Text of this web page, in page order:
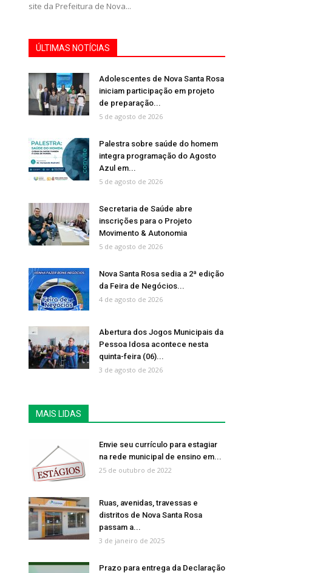
site da Prefeitura de Nova...
ÚLTIMAS NOTÍCIAS
Adolescentes de Nova Santa Rosa
iniciam participação em projeto
de preparação...
5 de agosto de 2026
Palestra sobre saúde do homem
integra programação do Agosto
Azul em...
5 de agosto de 2026
Secretaria de Saúde abre
inscrições para o Projeto
Movimento & Autonomia
5 de agosto de 2026
Nova Santa Rosa sedia a 2ª edição
da Feira de Negócios...
4 de agosto de 2026
Abertura dos Jogos Municipais da
Pessoa Idosa acontece nesta
quinta-feira (06)...
3 de agosto de 2026
MAIS LIDAS
Envie seu currículo para estagiar
na rede municipal de ensino em...
25 de outubro de 2022
Ruas, avenidas, travessas e
distritos de Nova Santa Rosa
passam a...
3 de janeiro de 2025
Prazo para entrega da Declaração